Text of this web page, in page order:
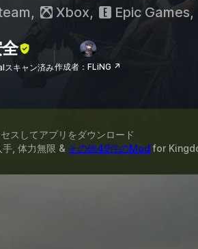
, Xbox, Epic Games,
スキャン済み作成者：FLiNG ↗
スしてアプリをダウンロード
, 体力無限 & その他49件のMod for